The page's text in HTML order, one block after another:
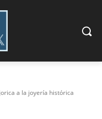
a la joyería histórica